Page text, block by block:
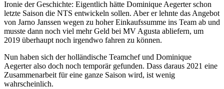
Ironie der Geschichte: Eigentlich hätte Dominique Aegerter schon
letzte Saison die NTS entwickeln sollen. Aber er lehnte das Angebot
von Jarno Janssen wegen zu hoher Einkaufssumme ins Team ab und
musste dann noch viel mehr Geld bei MV Agusta abliefern, um
2019 überhaupt noch irgendwo fahren zu können.
Nun haben sich der holländische Teamchef und Dominique
Aegerter also doch noch temporär gefunden. Dass daraus 2021 eine
Zusammenarbeit für eine ganze Saison wird, ist wenig
wahrscheinlich.